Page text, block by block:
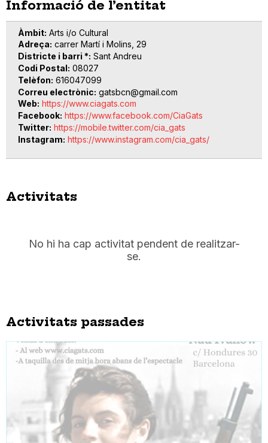
Informació de l’entitat
Àmbit Arts i/o Cultural
Adreça carrer Martí i Molins, 29
Districte i barri * Sant Andreu
Codi Postal 08027
Telèfon 616047099
Correu electrònic gatsbcn@gmail.com
Web https://www.ciagats.com
Facebook https://www.facebook.com/CiaGats
Twitter https://mobile.twitter.com/cia_gats
Instagram https://www.instagram.com/cia_gats/
Activitats
No hi ha cap activitat pendent de realitzar-
se.
Activitats passades